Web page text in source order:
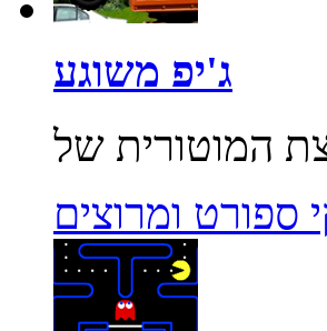
ג'יפ משוגע
ספורט ומרוצים